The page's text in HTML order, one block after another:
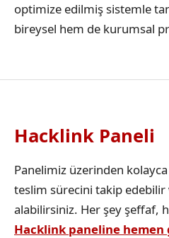
optimize edilmiş sistemle
bireysel hem de kurumsal
Hacklink Paneli
Panelimiz üzerinden
teslim sürecini takip
alabilirsiniz. Her şey şeffaf,
Hacklink paneline hemen